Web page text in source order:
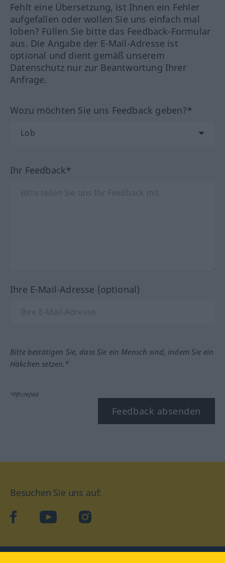
Fehlt eine Übersetzung, ist Ihnen ein Fehler
aufgefallen oder wollen Sie uns einfach mal
loben? Füllen Sie bitte das Feedback-Formular
aus. Die Angabe der E-Mail-Adresse ist
optional und dient gemäß unserem
Datenschutz nur zur Beantwortung Ihrer
Anfrage.
Wozu möchten Sie uns Feedback geben?*
Ihr Feedback*
Ihre E-Mail-Adresse (optional)
Bitte bestätigen Sie, dass Sie ein Mensch sind, indem Sie ein
Häkchen setzen.*
*Pflichtfeld
Feedback absenden
Besuchen Sie uns auf:
facebookYouTube Instagram